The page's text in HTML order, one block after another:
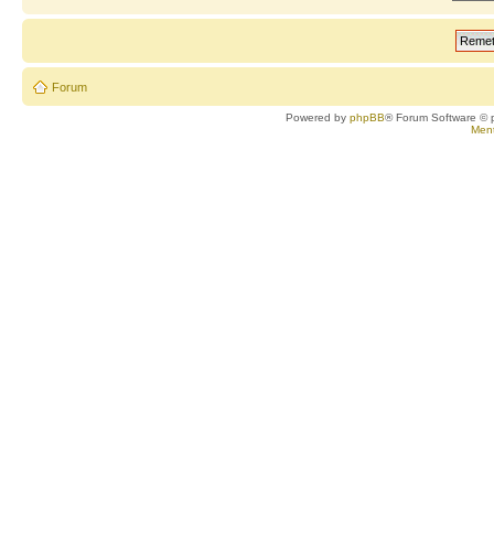
Forum
Powered byphpBB® Forum Software ©